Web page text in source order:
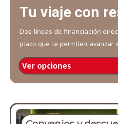
Tu viaje con
Dos líneas de financiación
plazo que te permiten avanzar
Ver opciones